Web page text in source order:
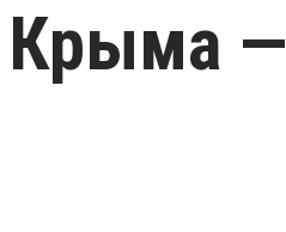
Крыма —